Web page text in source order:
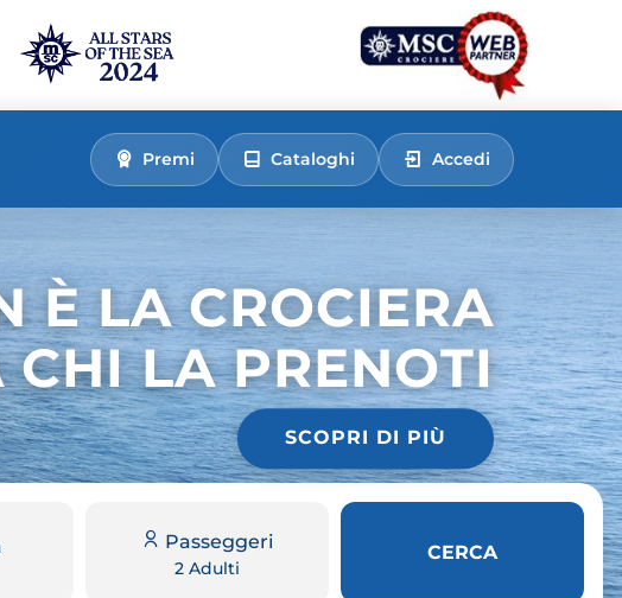
Premi Cataloghi Accedi
È LA CROCIERA
CHI LA PRENOTI
SCOPRI DI PIÙ
Passeggeri
2 Adulti
CERCA